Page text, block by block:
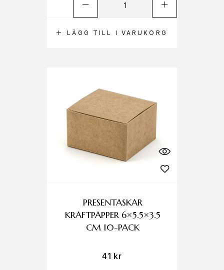
LÄGG TILL I VARUKORG
PRESENTASKAR
KRAFTPAPPER 6×5.5×3.5
CM 10-PACK
41 kr